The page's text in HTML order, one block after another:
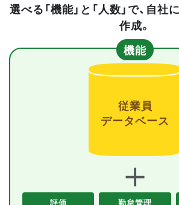
選べる「機能」と「人数」で、自
作成。
機能
従業員
データベース
＋
評価 勤怠管理